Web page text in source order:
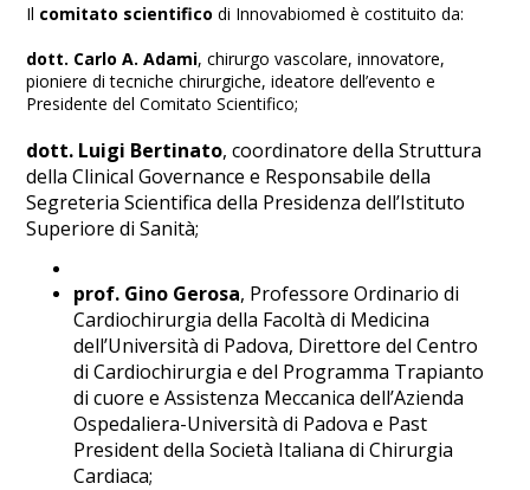
Il comitato scientifico di Innovabiomed è costituito da:
dott. Carlo A. Adami, chirurgo vascolare, innovatore,
pioniere di tecniche chirurgiche, ideatore dell’evento e
Presidente del Comitato Scientifico;
dott. Luigi Bertinato, coordinatore della Struttura
della Clinical Governance e Responsabile della
Segreteria Scientifica della Presidenza dell’Istituto
Superiore di Sanità;
prof. Gino Gerosa, Professore Ordinario di
Cardiochirurgia della Facoltà di Medicina
dell’Università di Padova, Direttore del Centro
di Cardiochirurgia e del Programma Trapianto
di cuore e Assistenza Meccanica dell’Azienda
Ospedaliera-Università di Padova e Past
President della Società Italiana di Chirurgia
Cardiaca;